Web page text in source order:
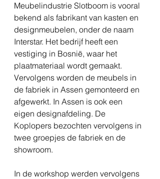
Meubelindustrie Slotboom is vooral
bekend als fabrikant van kasten en
designmeubelen, onder de naam
Interstar. Het bedrijf heeft een
vestiging in Bosnië, waar het
plaatmateriaal wordt gemaakt.
Vervolgens worden de meubels in
de fabriek in Assen gemonteerd en
afgewerkt. In Assen is ook een
eigen designafdeling. De
Koplopers bezochten vervolgens in
twee groepjes de fabriek en de
showroom.
In de workshop werden vervolgens